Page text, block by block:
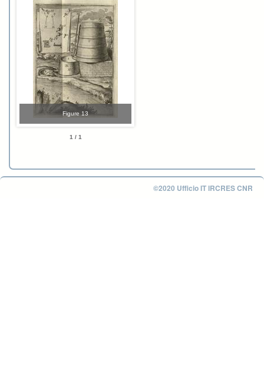
Figure 13
1 / 1
©2020 Ufficio IT IRCRES CNR